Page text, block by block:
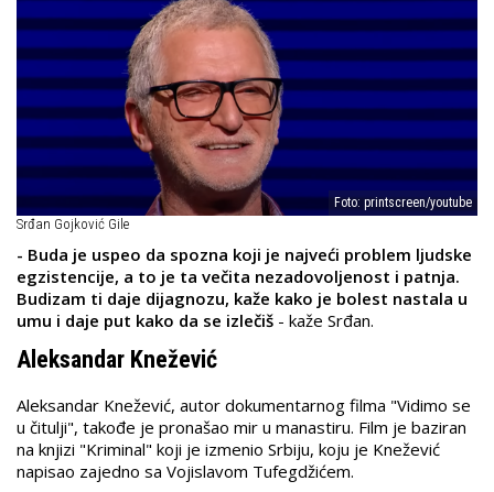
Foto: printscreen/youtube
Srđan Gojković Gile
- Buda je uspeo da spozna koji je najveći problem ljudske
egzistencije, a to je ta večita nezadovoljenost i patnja.
Budizam ti daje dijagnozu, kaže kako je bolest nastala u
umu i daje put kako da se izlečiš - kaže Srđan.
Aleksandar Knežević
Aleksandar Knežević, autor dokumentarnog filma "Vidimo se
u čitulji", takođe je pronašao mir u manastiru. Film je baziran
na knjizi "Kriminal" koji je izmenio Srbiju, koju je Knežević
napisao zajedno sa Vojislavom Tufegdžićem.